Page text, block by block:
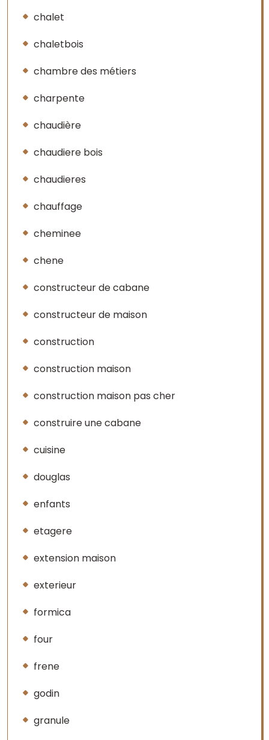
chalet
chaletbois
chambre des métiers
charpente
chaudière
chaudiere bois
chaudieres
chauffage
cheminee
chene
constructeur de cabane
constructeur de maison
construction
construction maison
construction maison pas cher
construire une cabane
cuisine
douglas
enfants
etagere
extension maison
exterieur
formica
four
frene
godin
granule